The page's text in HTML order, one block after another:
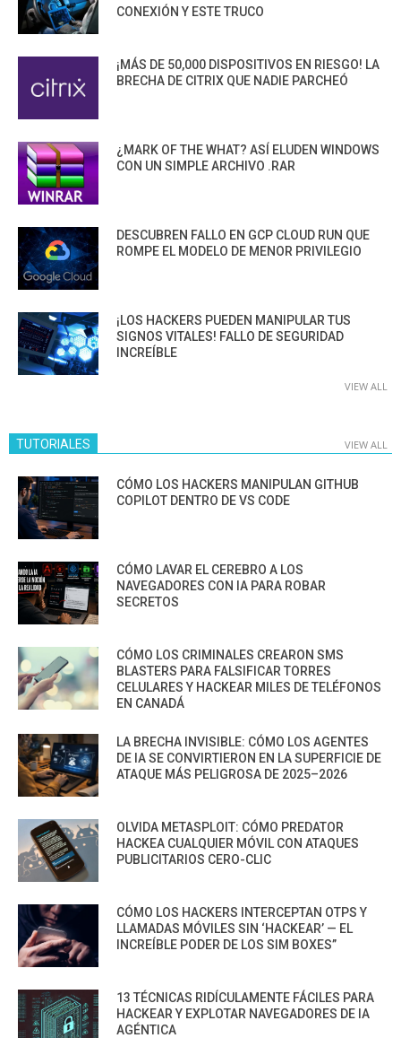
CONEXIÓN Y ESTE TRUCO
¡MÁS DE 50,000 DISPOSITIVOS EN RIESGO! LA
BRECHA DE CITRIX QUE NADIE PARCHEÓ
¿MARK OF THE WHAT? ASÍ ELUDEN WINDOWS
CON UN SIMPLE ARCHIVO .RAR
DESCUBREN FALLO EN GCP CLOUD RUN QUE
ROMPE EL MODELO DE MENOR PRIVILEGIO
¡LOS HACKERS PUEDEN MANIPULAR TUS
SIGNOS VITALES! FALLO DE SEGURIDAD
INCREÍBLE
VIEW ALL
TUTORIALES VIEW ALL
CÓMO LOS HACKERS MANIPULAN GITHUB
COPILOT DENTRO DE VS CODE
CÓMO LAVAR EL CEREBRO A LOS
NAVEGADORES CON IA PARA ROBAR
SECRETOS
CÓMO LOS CRIMINALES CREARON SMS
BLASTERS PARA FALSIFICAR TORRES
CELULARES Y HACKEAR MILES DE TELÉFONOS
EN CANADÁ
LA BRECHA INVISIBLE: CÓMO LOS AGENTES
DE IA SE CONVIRTIERON EN LA SUPERFICIE DE
ATAQUE MÁS PELIGROSA DE 2025–2026
OLVIDA METASPLOIT: CÓMO PREDATOR
HACKEA CUALQUIER MÓVIL CON ATAQUES
PUBLICITARIOS CERO-CLIC
CÓMO LOS HACKERS INTERCEPTAN OTPS Y
LLAMADAS MÓVILES SIN ‘HACKEAR’ — EL
INCREÍBLE PODER DE LOS SIM BOXES”
13 TÉCNICAS RIDÍCULAMENTE FÁCILES PARA
HACKEAR Y EXPLOTAR NAVEGADORES DE IA
AGÉNTICA